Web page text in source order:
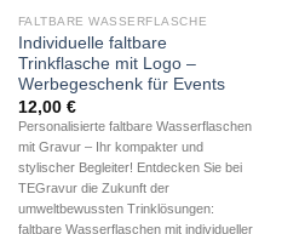
FALTBARE WASSERFLASCHE
Individuelle faltbare
Trinkflasche mit Logo –
Werbegeschenk für Events
12,00 €
Personalisierte faltbare Wasserflaschen
mit Gravur – Ihr kompakter und
stylischer Begleiter! Entdecken Sie bei
TEGravur die Zukunft der
umweltbewussten Trinklösungen:
faltbare Wasserflaschen mit individueller